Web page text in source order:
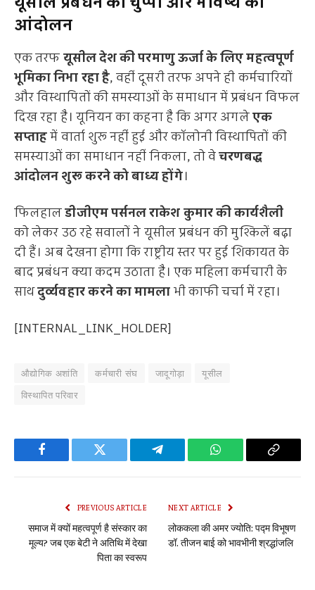
आंदोलन
एक तरफयूसील देश की परमाणु ऊर्जा के लिए महत्वपूर्ण
भूमिका निभा रहा है, वहीं दूसरी तरफ अपने ही कर्मचारियों
और विस्थापितों की समस्याओं के समाधान में प्रबंधन विफल
दिख रहा है। यूनियन का कहना है कि अगर अगलेएक
सप्ताहमें वार्ता शुरू नहीं हुई और कॉलोनी विस्थापितों की
समस्याओं का समाधान नहीं निकला, तो वेचरणबद्ध
आंदोलन शुरू करने को बाध्य होंगे।
फिलहालडीजीएम पर्सनल राकेश कुमार की कार्यशैली
को लेकर उठ रहे सवालों ने यूसील प्रबंधन की मुश्किलें बढ़ा
दी हैं। अब देखना होगा कि राष्ट्रीय स्तर पर हुई शिकायत के
बाद प्रबंधन क्या कदम उठाता है। एक महिला कर्मचारी के
साथदुर्व्यवहार करने का मामलाभी काफी चर्चा में रहा।
[INTERNAL_LINK_HOLDER]
औद्योगिक अशांति कर्मचारी संघ जादूगोड़ा
यूसील
विस्थापित परिवार
Facebook Twitter Telegram WhatsApp Copy
PREVIOUS ARTICLE
समाज में क्यों महत्वपूर्ण है संस्कार का
मूल्य? जब एक बेटी ने अतिथि में देखा
पिता का स्वरूप
NEXT ARTICLE
लोककला की अमर ज्योति: पद्म विभूषण
डॉ. तीजन बाई को भावभीनी श्रद्धांजलि